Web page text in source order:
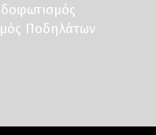
Ποδηλάτων